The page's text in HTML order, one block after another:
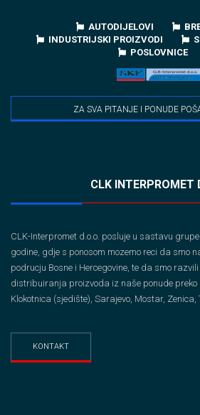
AUTODIJELOVI
INDUSTRIJSKI PROIZVODI
POSLOVNICE
ZA SVA PITANJE I PONUDE
CLK INTERPROMET
CLK-Interpromet d.o.o. posluje u sastavu
godine, gdje s ponosom mozemo reci da smo
podrucju Bosne i Hercegovine, te da smo
distribuiranja proizvoda iz naše ponude
Klokotnica (sjedište), Sarajevo, Mostar, Zenica,
KONTAKT